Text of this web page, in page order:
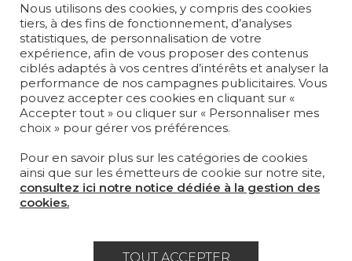
TISSUS
PAPIERS PEINTS
TAPIS ET MOQUETTES
MOBILIER
PROJETS
SUR-MESURE
MAGAZINE
OÙ NOUS TROUVER ?
Nous utilisons des cookies, y compris des cookies
tiers, à des fins de fonctionnement, d’analyses
statistiques, de personnalisation de votre
expérience, afin de vous proposer des contenus
ciblés adaptés à vos centres d’intérêts et analyser la
performance de nos campagnes publicitaires. Vous
pouvez accepter ces cookies en cliquant sur «
Accepter tout » ou cliquer sur « Personnaliser mes
choix » pour gérer vos préférences.
Pour en savoir plus sur les catégories de cookies
ainsi que sur les émetteurs de cookie sur notre site,
consultez ici notre notice dédiée à la gestion des
cookies.
TOUT ACCEPTER